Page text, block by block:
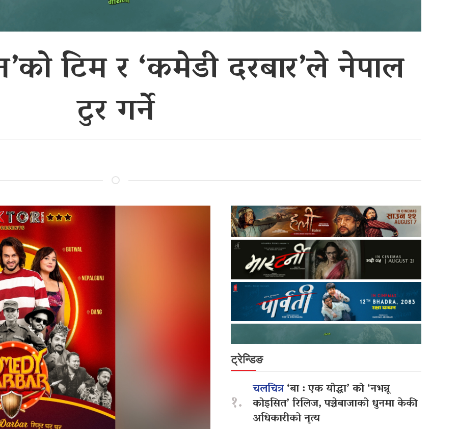
टिम र ‘कमेडी दरबार’ले नेपाल
टुर गर्ने
ट्रेन्डिङ
१.
चलचित्र‘बा : एक योद्धा’ को ‘नभन्नू
कोइसित’ रिलिज, पञ्चेबाजाको धुनमा केकी
अधिकारीको नृत्य